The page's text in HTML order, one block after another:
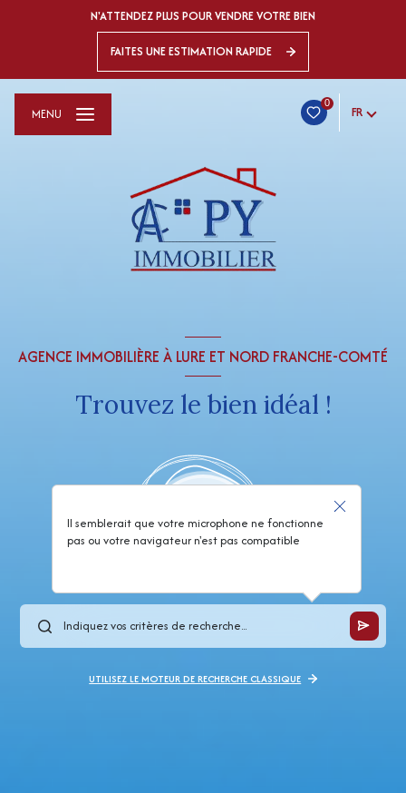
N'ATTENDEZ PLUS POUR VENDRE VOTRE BIEN
FAITES UNE ESTIMATION RAPIDE
0
FR
MENU
AGENCE IMMOBILIÈRE À LURE ET NORD FRANCHE-COMTÉ
Trouvez le bien idéal !
Il semblerait que votre microphone ne fonctionne
pas ou votre navigateur n'est pas compatible
UTILISEZ LE MOTEUR DE RECHERCHE CLASSIQUE